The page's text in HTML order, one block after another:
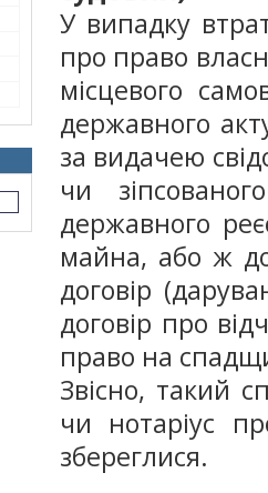
У випадку
про право
місцевого
державного
за видачею
чи
державного
майна, або ж до
договір
договір про
право на
Звісно, такий
чи нотаріус
збереглися.